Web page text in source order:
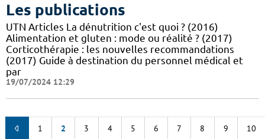
Les publications
UTN Articles La dénutrition c'est quoi ? (2016)
Alimentation et gluten : mode ou réalité ? (2017)
Corticothérapie : les nouvelles recommandations
(2017) Guide à destination du personnel médical et
par
19/07/2024 12:29
1 2 3 4 5 6 7 8 9 10